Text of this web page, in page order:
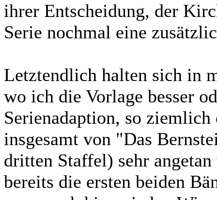
ihrer Entscheidung, der
Serie nochmal eine
Letztendlich halten sich in
wo ich die Vorlage besser
Serienadaption, so
insgesamt von "Das
dritten Staffel) sehr
bereits die ersten beiden